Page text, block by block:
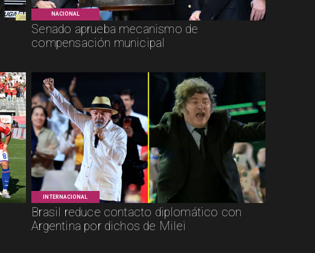
NACIONAL
Senado aprueba mecanismo de
compensación municipal
INTERNACIONAL
Brasil reduce contacto diplomático con
Argentina por dichos de Milei